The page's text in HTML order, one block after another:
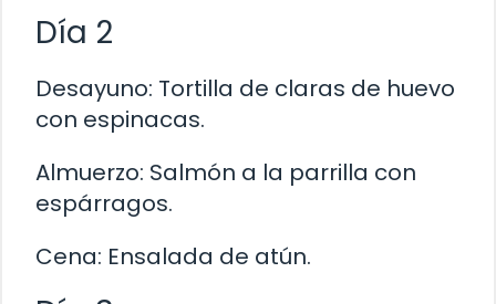
Día 2
Desayuno: Tortilla de claras de huevo
con espinacas.
Almuerzo: Salmón a la parrilla con
espárragos.
Cena: Ensalada de atún.